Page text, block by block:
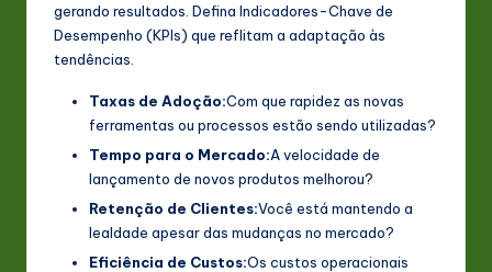
gerando resultados. Defina Indicadores-Chave de
Desempenho (KPIs) que reflitam a adaptação às
tendências.
Taxas de Adoção:Com que rapidez as novas
ferramentas ou processos estão sendo utilizadas?
Tempo para o Mercado:A velocidade de
lançamento de novos produtos melhorou?
Retenção de Clientes:Você está mantendo a
lealdade apesar das mudanças no mercado?
Eficiência de Custos:Os custos operacionais